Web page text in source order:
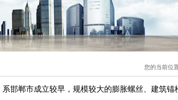
您的当前位
系邯郸市成立较早，规模较大的膨胀螺丝、建筑锚